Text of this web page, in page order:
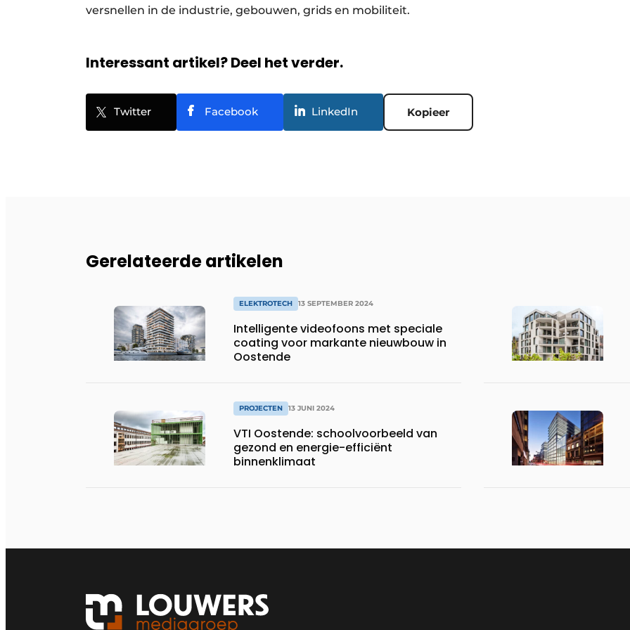
versnellen in de industrie, gebouwen, grids en mobiliteit.
Interessant artikel? Deel het verder.
Twitter Facebook LinkedIn Kopieer
Gerelateerde artikelen
ELEKTROTECH 13 SEPTEMBER 2024
Intelligente videofoons met speciale
coating voor markante nieuwbouw in
Oostende
PROJECTEN 13 JUNI 2024
VTI Oostende: schoolvoorbeeld van
gezond en energie-efficiënt
binnenklimaat